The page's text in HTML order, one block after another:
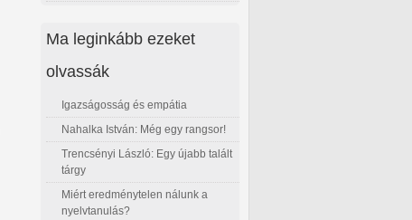
Ma leginkább ezeket
olvassák
Igazságosság és empátia
Nahalka István: Még egy rangsor!
Trencsényi László: Egy újabb talált
tárgy
Miért eredménytelen nálunk a
nyelvtanulás?